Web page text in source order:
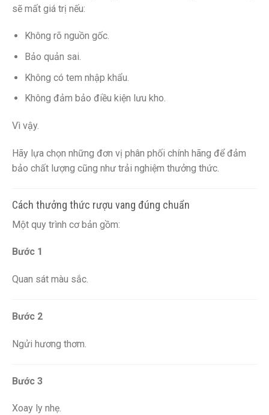
sẽ mất giá trị nếu:
Không rõ nguồn gốc.
Bảo quản sai.
Không có tem nhập khẩu.
Không đảm bảo điều kiện lưu kho.
Vì vậy.
Hãy lựa chọn những đơn vị phân phối chính hãng để đảm
bảo chất lượng cũng như trải nghiệm thưởng thức.
Cách thưởng thức rượu vang đúng chuẩn
Một quy trình cơ bản gồm:
Bước 1
Quan sát màu sắc.
Bước 2
Ngửi hương thơm.
Bước 3
Xoay ly nhẹ.